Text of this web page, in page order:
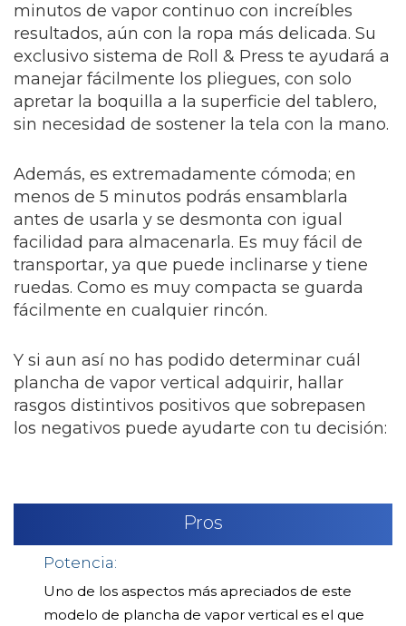
minutos de vapor continuo con increíbles
resultados, aún con la ropa más delicada. Su
exclusivo sistema de Roll & Press te ayudará a
manejar fácilmente los pliegues, con solo
apretar la boquilla a la superficie del tablero,
sin necesidad de sostener la tela con la mano.
Además, es extremadamente cómoda; en
menos de 5 minutos podrás ensamblarla
antes de usarla y se desmonta con igual
facilidad para almacenarla. Es muy fácil de
transportar, ya que puede inclinarse y tiene
ruedas. Como es muy compacta se guarda
fácilmente en cualquier rincón.
Y si aun así no has podido determinar cuál
plancha de vapor vertical adquirir, hallar
rasgos distintivos positivos que sobrepasen
los negativos puede ayudarte con tu decisión:
Pros
Potencia:
Uno de los aspectos más apreciados de este
modelo de plancha de vapor vertical es el que